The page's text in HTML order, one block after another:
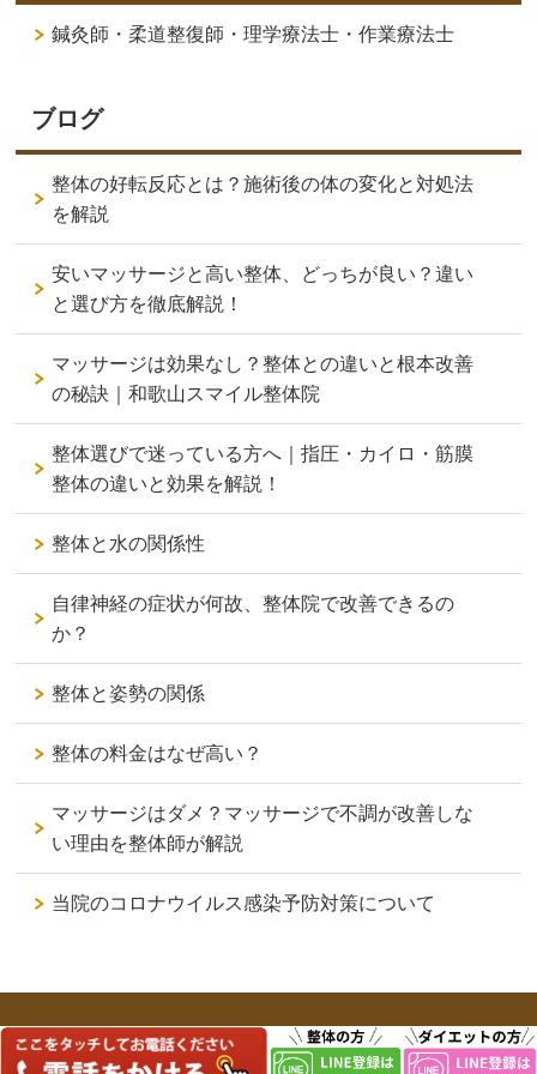
鍼灸師・柔道整復師・理学療法士・作業療法士
ブログ
整体の好転反応とは？施術後の体の変化と対処法
を解説
安いマッサージと高い整体、どっちが良い？違い
と選び方を徹底解説！
マッサージは効果なし？整体との違いと根本改善
の秘訣｜和歌山スマイル整体院
整体選びで迷っている方へ｜指圧・カイロ・筋膜
整体の違いと効果を解説！
整体と水の関係性
自律神経の症状が何故、整体院で改善できるの
か？
整体と姿勢の関係
整体の料金はなぜ高い？
マッサージはダメ？マッサージで不調が改善しな
い理由を整体師が解説
当院のコロナウイルス感染予防対策について